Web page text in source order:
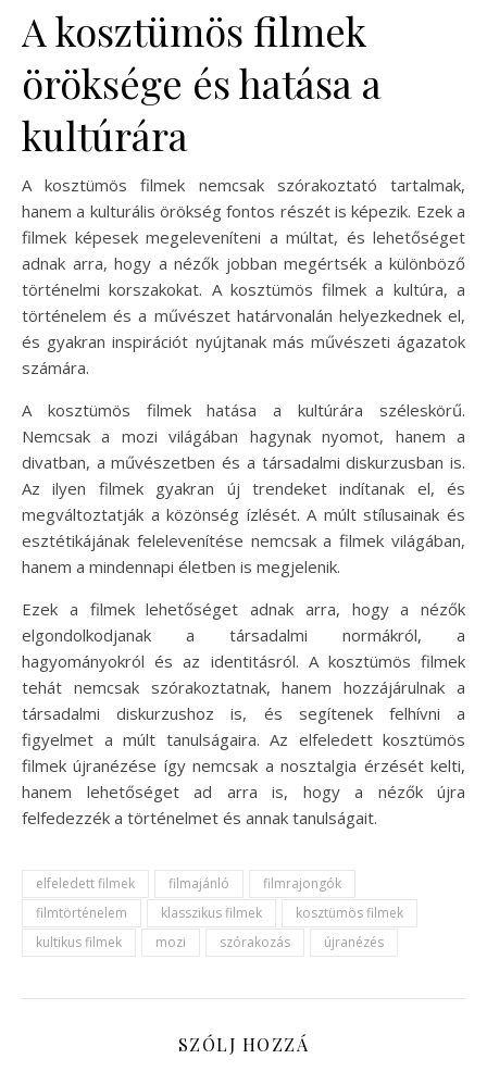
A kosztümös filmek
öröksége és hatása a
kultúrára
A kosztümös filmek nemcsak szórakoztató tartalmak,
hanem a kulturális örökség fontos részét is képezik. Ezek a
filmek képesek megeleveníteni a múltat, és lehetőséget
adnak arra, hogy a nézők jobban megértsék a különböző
történelmi korszakokat. A kosztümös filmek a kultúra, a
történelem és a művészet határvonalán helyezkednek el,
és gyakran inspirációt nyújtanak más művészeti ágazatok
számára.
A kosztümös filmek hatása a kultúrára széleskörű.
Nemcsak a mozi világában hagynak nyomot, hanem a
divatban, a művészetben és a társadalmi diskurzusban is.
Az ilyen filmek gyakran új trendeket indítanak el, és
megváltoztatják a közönség ízlését. A múlt stílusainak és
esztétikájának felelevenítése nemcsak a filmek világában,
hanem a mindennapi életben is megjelenik.
Ezek a filmek lehetőséget adnak arra, hogy a nézők
elgondolkodjanak a társadalmi normákról, a
hagyományokról és az identitásról. A kosztümös filmek
tehát nemcsak szórakoztatnak, hanem hozzájárulnak a
társadalmi diskurzushoz is, és segítenek felhívni a
figyelmet a múlt tanulságaira. Az elfeledett kosztümös
filmek újranézése így nemcsak a nosztalgia érzését kelti,
hanem lehetőséget ad arra is, hogy a nézők újra
felfedezzék a történelmet és annak tanulságait.
elfeledett filmek filmajánló
filmrajongók
filmtörténelem
klasszikus filmek
kosztümös filmek
kultikus filmek
mozi szórakozás újranézés
SZÓLJ HOZZÁ